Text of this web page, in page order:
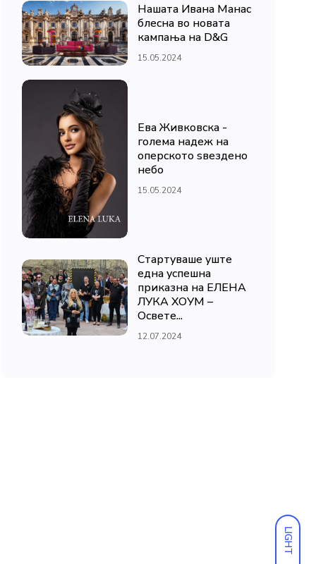
LIGHT
Нашата Ивана Манас
блесна во новата
кампања на D&G
15.05.2024
Ева Живковска -
голема надеж на
оперското ѕвездено
небо
15.05.2024
Стартуваше уште
една успешна
приказна на ЕЛЕНА
ЛУКА ХОУМ –
Освете...
12.07.2024